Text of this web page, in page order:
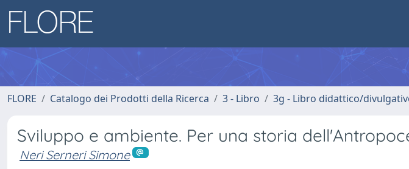
FLORE Catalogo dei Prodotti della Ricerca 3 - Libro 3g - Libro didattico/
Sviluppo e ambiente. Per una storia
Neri Serneri Simone